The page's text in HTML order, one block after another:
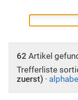
62 Artikel
Trefferliste
zuerst) ·